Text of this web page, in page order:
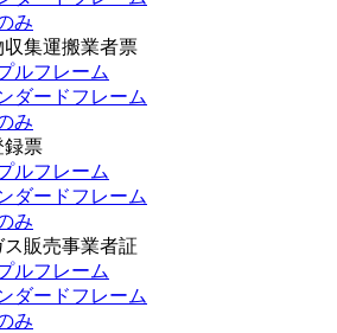
み
収集運搬業者票
ルフレーム
ダードフレーム
み
録票
ルフレーム
ダードフレーム
み
販売事業者証
ルフレーム
ダードフレーム
み